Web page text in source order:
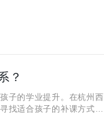
过度紧张也
？
子的学业提升。在杭州西
找适合孩子的补课方式时